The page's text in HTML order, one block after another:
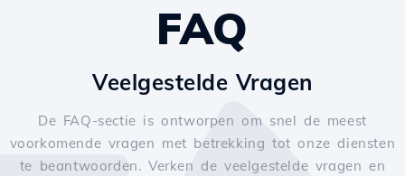
FAQ
Veelgestelde Vragen
De FAQ-sectie is ontworpen om snel de meest
voorkomende vragen met betrekking tot onze diensten
te beantwoorden. Verken de veelgestelde vragen en